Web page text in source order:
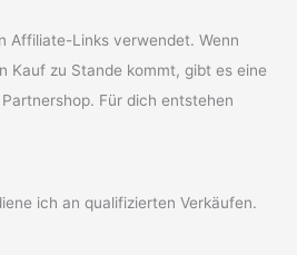
Affiliate-Links verwendet. Wenn
Kauf zu Stande kommt, gibt es eine
Für dich entstehen
ich an qualifizierten Verkäufen.